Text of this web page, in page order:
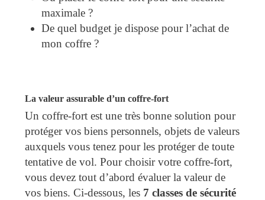
maximale ?
De quel budget je dispose pour l’achat de
mon coffre ?
La valeur assurable d’un coffre-fort
Un coffre-fort est une très bonne solution pour
protéger vos biens personnels, objets de valeurs
auxquels vous tenez pour les protéger de toute
tentative de vol. Pour choisir votre coffre-fort,
vous devez tout d’abord évaluer la valeur de
vos biens. Ci-dessous, les 7 classes de sécurité